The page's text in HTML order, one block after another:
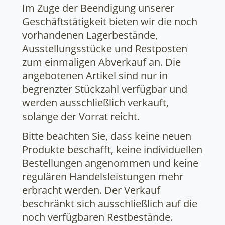
Im Zuge der Beendigung unserer
Geschäftstätigkeit bieten wir die noch
vorhandenen Lagerbestände,
Ausstellungsstücke und Restposten
zum einmaligen Abverkauf an. Die
angebotenen Artikel sind nur in
begrenzter Stückzahl verfügbar und
werden ausschließlich verkauft,
solange der Vorrat reicht.
Bitte beachten Sie, dass keine neuen
Produkte beschafft, keine individuellen
Bestellungen angenommen und keine
regulären Handelsleistungen mehr
erbracht werden. Der Verkauf
beschränkt sich ausschließlich auf die
noch verfügbaren Restbestände.